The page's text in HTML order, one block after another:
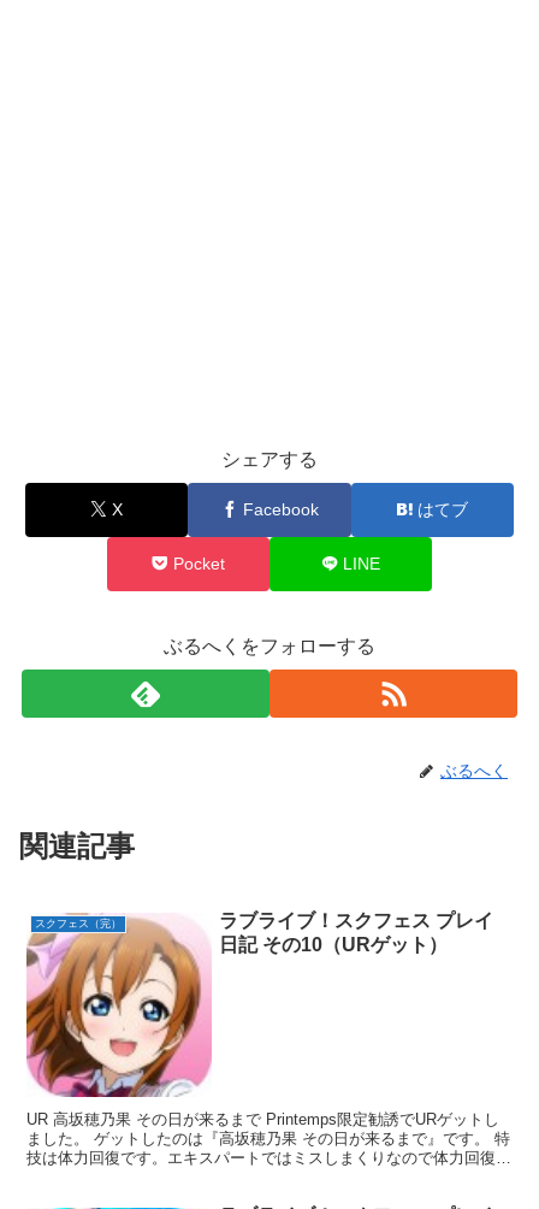
シェアする
X Facebook はてブ
Pocket LINE
ぶるへくをフォローする
ぶるへく
関連記事
スクフェス（完）
ラブライブ！スクフェス プレイ
日記 その10（URゲット）
UR 高坂穂乃果 その日が来るまで Printemps限定勧誘でURゲットし
ました。 ゲットしたのは『高坂穂乃果 その日が来るまで』です。 特
技は体力回復です。エキスパートではミスしまくりなので体力回復は